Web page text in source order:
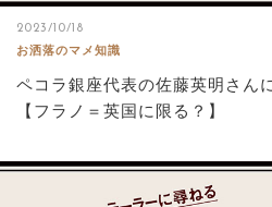
2023/10/18
お洒落のマメ知識
ペコラ銀座代表の佐藤英明さん
【フラノ＝英国に限る？】